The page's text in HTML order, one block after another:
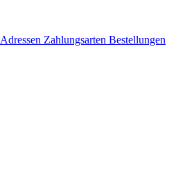
Adressen Zahlungsarten Bestellungen